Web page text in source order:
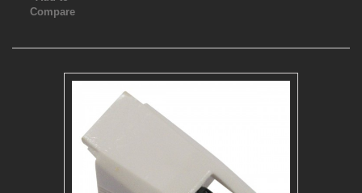
Compare